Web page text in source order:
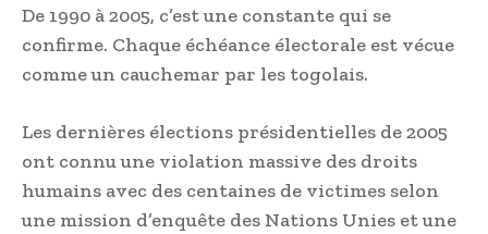
De 1990 à 2005, c’est une constante qui se
confirme. Chaque échéance électorale est vécue
comme un cauchemar par les togolais.
Les dernières élections présidentielles de 2005
ont connu une violation massive des droits
humains avec des centaines de victimes selon
une mission d’enquête des Nations Unies et une